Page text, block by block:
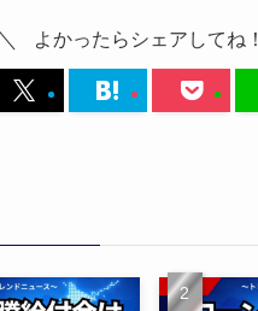
よかったらシェアしてね！